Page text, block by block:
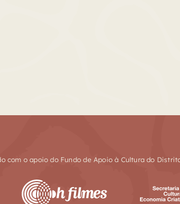
com o apoio do Fundo de Apoio à Cultura do